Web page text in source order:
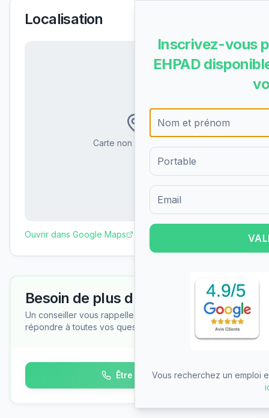
Localisation
Carte non disponible
Ouvrir dans Google Maps
Besoin de plus d'informations ?
Un conseiller vous rappelle gratuitement pour
répondre à toutes vos questions
Être rappelé
Inscrivez-vous
EHPAD
Formulaire d'inscription pour
Vous recherchez un emploi